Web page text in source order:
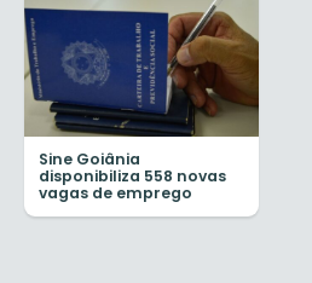
Sine Goiânia
disponibiliza 558 novas
vagas de emprego